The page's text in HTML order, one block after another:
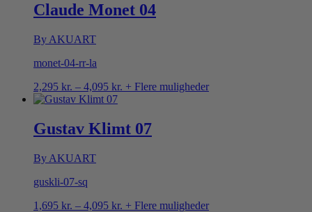
Claude Monet 04
By AKUART
monet-04-rr-la
2,295 kr. – 4,095 kr. Prisinterval:
4,095 kr.
+ Flere muligheder
Gustav Klimt 07
By AKUART
guskli-07-sq
1,695 kr. – 4,095 kr. Prisinterval:
+ Flere muligheder